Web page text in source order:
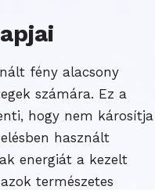
fény alacsony
számára. Ez a
hogy nem károsítja
használt
energiát a kezelt
természetes